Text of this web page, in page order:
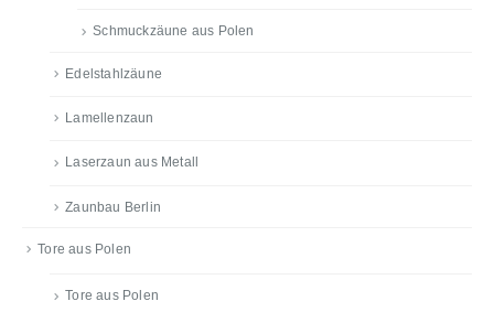
Schmuckzäune aus Polen
Edelstahlzäune
Lamellenzaun
Laserzaun aus Metall
Zaunbau Berlin
Tore aus Polen
Tore aus Polen